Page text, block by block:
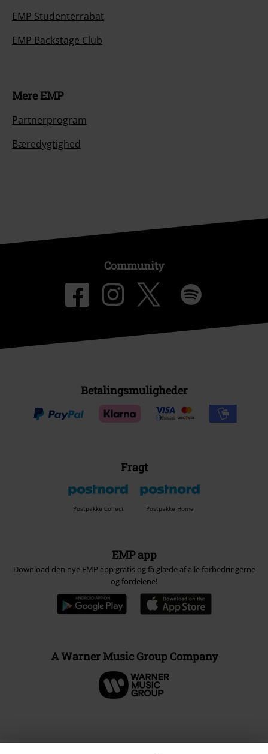
EMP Studenterrabat
EMP Backstage Club
Mere EMP
Partnerprogram
Bæredygtighed
Community
Betalingsmuligheder
Fragt
Postpakke Collect Postpakke Home
EMP app
Download den nye EMP app gratis og få glæde af alle forbedringerne
og fordelene!
A Warner Music Group Company